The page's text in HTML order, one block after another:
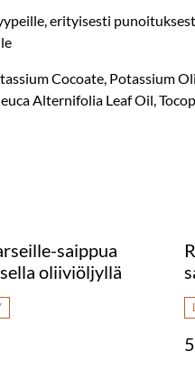
erityisesti
Cocoate, Potassium
Alternifolia Leaf Oil,
saippua
oliiviöljyllä